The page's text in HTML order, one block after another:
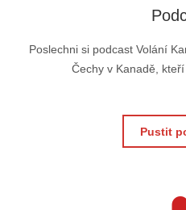
Poslechni si podcast Volání
Čechy v Kanadě,
Pustit